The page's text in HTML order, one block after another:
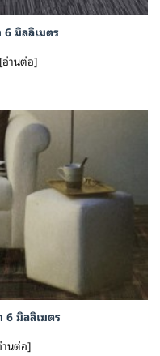
มิลลิเมตร
านต่อ]
6 มิลลิเมตร
นต่อ]